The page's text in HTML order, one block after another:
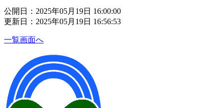
公開日：2025年05月19日 16:00:00
更新日：2025年05月19日 16:56:53
一覧画面へ